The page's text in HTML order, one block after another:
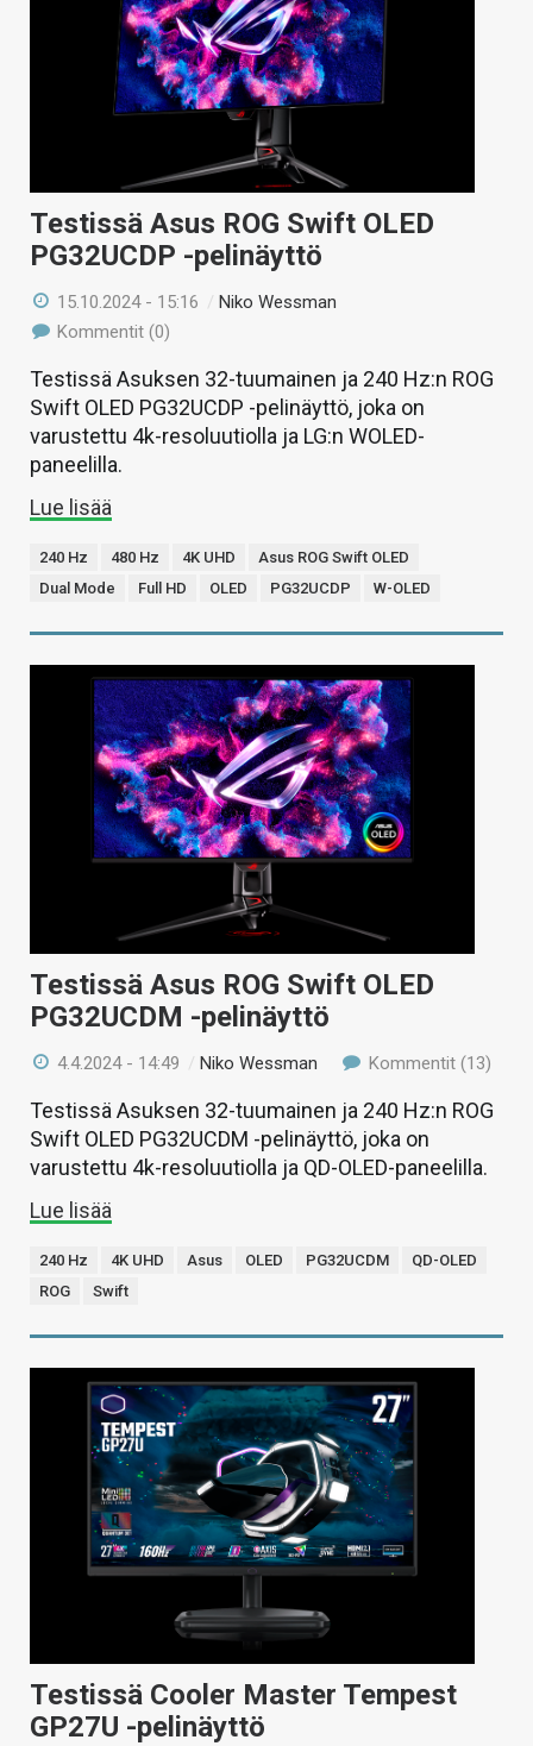
Testissä Asus ROG Swift OLED
PG32UCDP -pelinäyttö
15.10.2024 - 15:16 /Niko Wessman
Kommentit (0)
Testissä Asuksen 32-tuumainen ja 240 Hz:n ROG
Swift OLED PG32UCDP -pelinäyttö, joka on
varustettu 4k-resoluutiolla ja LG:n WOLED-
paneelilla.
Lue lisää
240 Hz 480 Hz 4K UHD
Asus ROG Swift OLED
Dual Mode
Full HD OLED PG32UCDP W-OLED
Testissä Asus ROG Swift OLED
PG32UCDM -pelinäyttö
4.4.2024 - 14:49 /Niko Wessman Kommentit (13)
Testissä Asuksen 32-tuumainen ja 240 Hz:n ROG
Swift OLED PG32UCDM -pelinäyttö, joka on
varustettu 4k-resoluutiolla ja QD-OLED-paneelilla.
Lue lisää
240 Hz 4K UHD Asus OLED PG32UCDM
QD-OLED
ROG
Swift
Testissä Cooler Master Tempest
GP27U -pelinäyttö